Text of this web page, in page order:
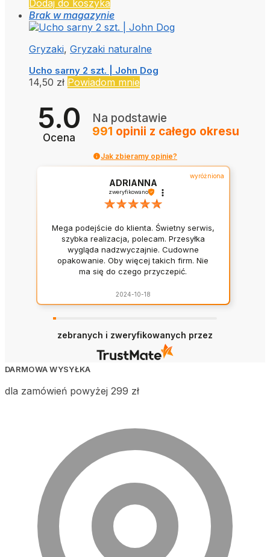
Dodaj do koszyka
Brak w magazynie
Gryzaki, Gryzaki naturalne
Ucho sarny 2 szt. | John Dog
14,50 zł Powiadom mnie
5.0
Ocena
Na podstawie
991 opinii z całego okresu
Jak zbieramy opinie?
wyróżniona
ADRIANNA
zweryfikowano
Mega podejście do klienta. Świetny serwis,
szybka realizacja, polecam. Przesyłka
wygląda nadzwyczajnie. Cudowne
opakowanie. Oby więcej takich firm. Nie
ma się do czego przyczepić.
2024-10-18
zebranych i zweryfikowanych przez
DARMOWA WYSYŁKA
dla zamówień powyżej 299 zł